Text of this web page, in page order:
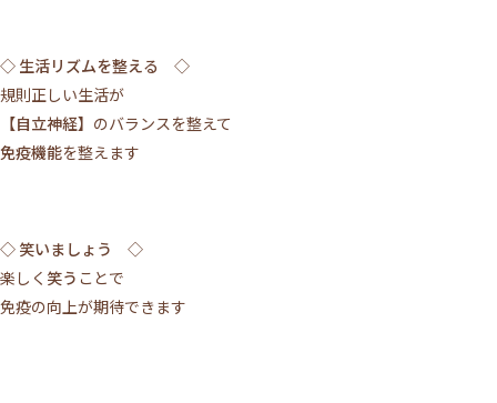
◇ 生活リズムを整える ◇
規則正しい生活が
【自立神経】 のバランスを整えて
免疫機能を整えます
◇ 笑いましょう ◇
楽しく 笑う ことで
免疫の向上が期待できます